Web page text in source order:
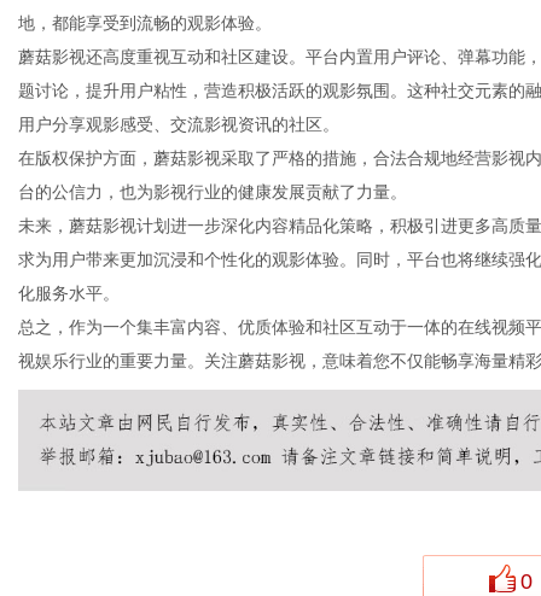
地，都能享受到流畅的观影体验。
蘑菇影视还高度重视互动和社区建设。平台内置用户评论、弹幕功能
题讨论，提升用户粘性，营造积极活跃的观影氛围。这种社交元素的
用户分享观影感受、交流影视资讯的社区。
在版权保护方面，蘑菇影视采取了严格的措施，合法合规地经营影视
台的公信力，也为影视行业的健康发展贡献了力量。
未来，蘑菇影视计划进一步深化内容精品化策略，积极引进更多高质
求为用户带来更加沉浸和个性化的观影体验。同时，平台也将继续强
化服务水平。
总之，作为一个集丰富内容、优质体验和社区互动于一体的在线视频
视娱乐行业的重要力量。关注蘑菇影视，意味着您不仅能畅享海量精
0